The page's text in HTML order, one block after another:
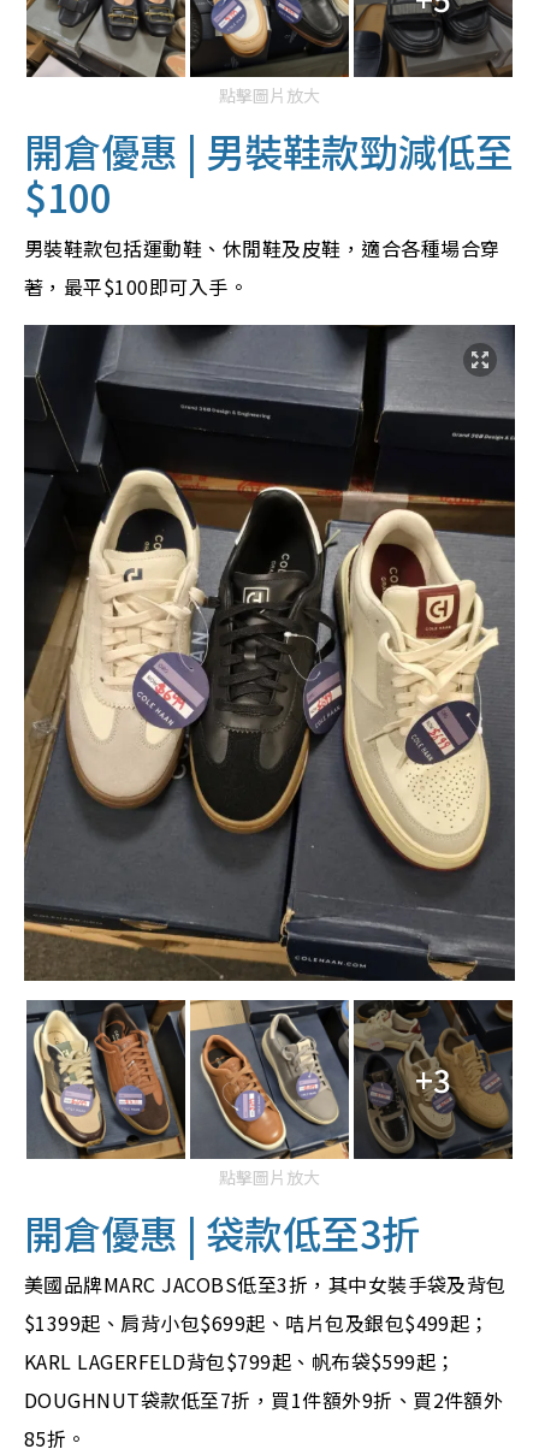
點擊圖片放大
開倉優惠 | 男裝鞋款勁減低至
$100
男裝鞋款包括運動鞋、休閒鞋及皮鞋，適合各種場合穿
著，最平$100即可入手。
+3
點擊圖片放大
開倉優惠 | 袋款低至3折
美國品牌MARC JACOBS低至3折，其中女裝手袋及背包
$1399起、肩背小包$699起、咭片包及銀包$499起；
KARL LAGERFELD背包$799起、帆布袋$599起；
DOUGHNUT袋款低至7折，買1件額外9折、買2件額外
85折。